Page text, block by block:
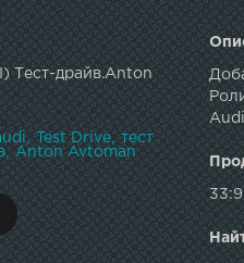
Тест-драйв.Anton
Test Drive
тест
Anton Avtoman